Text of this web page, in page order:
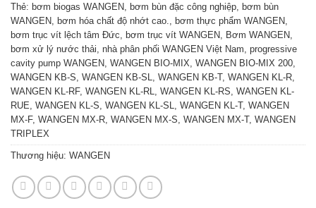
Thẻ: bơm biogas WANGEN bơm bùn đặc công nghiệp
bơm bùn
WANGEN
bơm hóa chất độ nhớt cao. bơm thực phẩm WANGEN
bơm trục vít lệch tâm Đức
bơm trục vít WANGEN Bơm WANGEN
bơm xử lý nước thải nhà phân phối WANGEN Việt Nam progressive
cavity pump WANGEN WANGEN BIO-MIX WANGEN BIO-MIX 200
WANGEN KB-S WANGEN KB-SL WANGEN KB-T, WANGEN KL-R
WANGEN KL-RF, WANGEN KL-RL WANGEN KL-RS WANGEN KL-
RUE WANGEN KL-S WANGEN KL-SL WANGEN KL-T, WANGEN
MX-F, WANGEN MX-R WANGEN MX-S WANGEN MX-T, WANGEN
TRIPLEX
Thương hiệu: WANGEN